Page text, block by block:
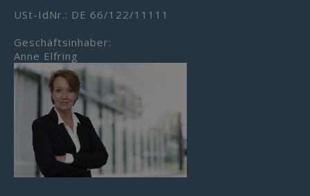
USt-IdNr.: DE 66/122/11111
Geschäftsinhaber:
Anne Elfring